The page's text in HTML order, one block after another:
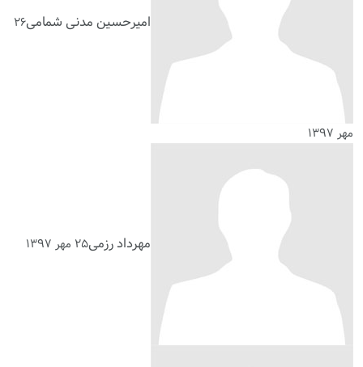
امیرحسین مدنی شمامی۲۶
مهر ۱۳۹۷
مهرداد رزمی۲۵ مهر ۱۳۹۷